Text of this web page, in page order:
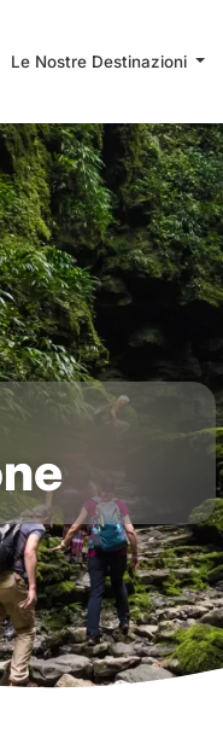
Le Nostre Destinazioni